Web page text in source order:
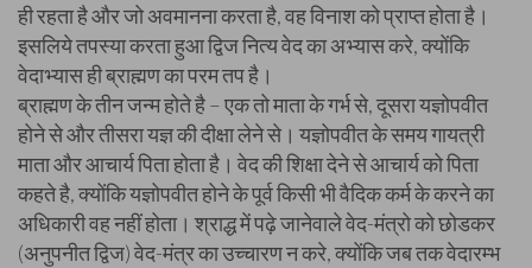
ही रहता है और जो अवमानना करता है, वह विनाश को प्राप्त होता है।
इसलिये तपस्या करता हुआ द्विज नित्य वेद का अभ्यास करे, क्योंकि
वेदाभ्यास ही ब्राह्मण का परम तप है।
ब्राह्मण के तीन जन्म होते है – एक तो माता के गर्भ से, दूसरा यज्ञोपवीत
होने से और तीसरा यज्ञ की दीक्षा लेने से। यज्ञोपवीत के समय गायत्री
माता और आचार्य पिता होता है। वेद की शिक्षा देने से आचार्य को पिता
कहते है, क्योंकि यज्ञोपवीत होने के पूर्व किसी भी वैदिक कर्म के करने का
अधिकारी वह नहीं होता। श्राद्ध में पढ़े जानेवाले वेद-मंत्रो को छोडकर
(अनुपनीत द्विज) वेद-मंत्र का उच्चारण न करे, क्योंकि जब तक वेदारम्भ